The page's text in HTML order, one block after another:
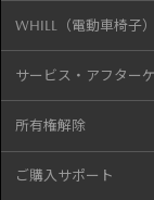
WHILL（電動車椅子）
サービス・アフター
所有権解除
ご購入サポート